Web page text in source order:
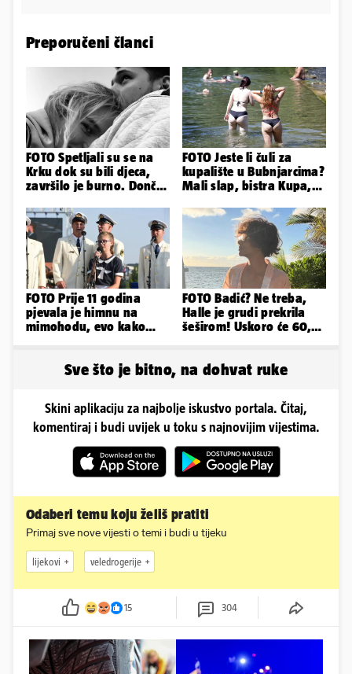
Preporučeni članci
FOTO Spetljali su se na
Krku dok su bili djeca,
završilo je burno. Dončić
FOTO Jeste li čuli za
kupalište u Bubnjarcima?
Mali slap, bistra Kupa,
idila!
FOTO Prije 11 godina
pjevala je himnu na
mimohodu, evo kako
FOTO Badić? Ne treba,
Halle je grudi prekrila
šeširom! Uskoro će 60,
Sve što je bitno, na dohvat ruke
Skini aplikaciju za najbolje iskustvo portala. Čitaj,
komentiraj i budi uvijek u toku s najnovijim vijestima.
Odaberi temu koju želiš pratiti
Primaj sve nove vijesti o temi i budi u tijeku
lijekovi veledrogerije
15 304